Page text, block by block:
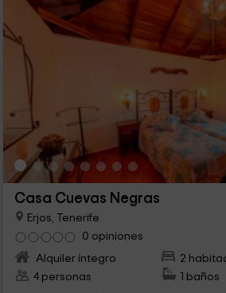
Casa Cuevas Negras
Erjos, Tenerife
0 opiniones
Alquiler íntegro
2
4 personas
1 baños